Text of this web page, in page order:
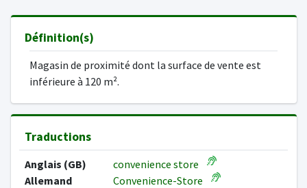
Définition(s)
Magasin de proximité dont la surface de vente est
inférieure à 120 m².
Traductions
Anglais (GB)
convenience store
Allemand
Convenience-Store